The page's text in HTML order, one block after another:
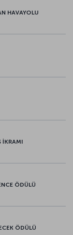
HAVAYOLU
İKRAMI
ÖDÜLÜ
ÖDÜLÜ